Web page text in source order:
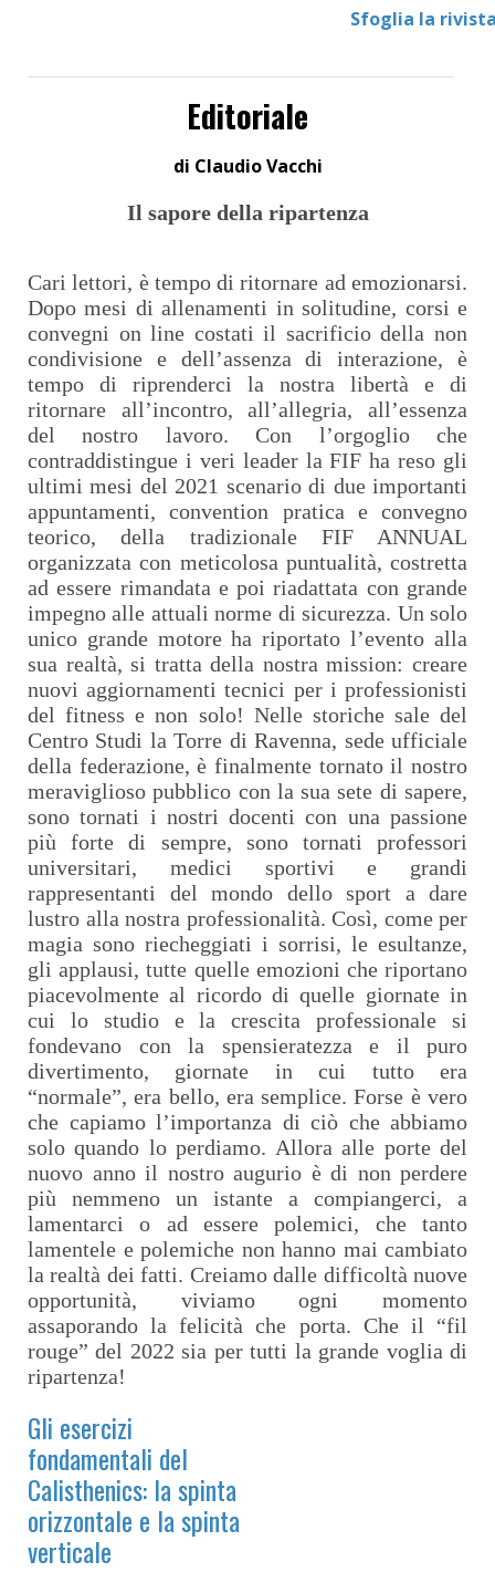
Sfoglia la
Editoriale
di Claudio Vacchi
Il sapore della ripartenza
Cari lettori, è tempo di ritornare ad emozionarsi.
Dopo mesi di allenamenti in solitudine, corsi e
convegni on line costati il sacrificio della non
condivisione e dell’assenza di interazione, è
tempo di riprenderci la nostra libertà e di
ritornare all’incontro, all’allegria, all’essenza
del nostro lavoro. Con l’orgoglio che
contraddistingue i veri leader la FIF ha reso gli
ultimi mesi del 2021 scenario di due importanti
appuntamenti, convention pratica e convegno
teorico, della tradizionale FIF ANNUAL
organizzata con meticolosa puntualità, costretta
ad essere rimandata e poi riadattata con grande
impegno alle attuali norme di sicurezza. Un solo
unico grande motore ha riportato l’evento alla
sua realtà, si tratta della nostra mission: creare
nuovi aggiornamenti tecnici per i professionisti
del fitness e non solo! Nelle storiche sale del
Centro Studi la Torre di Ravenna, sede ufficiale
della federazione, è finalmente tornato il nostro
meraviglioso pubblico con la sua sete di sapere,
sono tornati i nostri docenti con una passione
più forte di sempre, sono tornati professori
universitari, medici sportivi e grandi
rappresentanti del mondo dello sport a dare
lustro alla nostra professionalità. Così, come per
magia sono riecheggiati i sorrisi, le esultanze,
gli applausi, tutte quelle emozioni che riportano
piacevolmente al ricordo di quelle giornate in
cui lo studio e la crescita professionale si
fondevano con la spensieratezza e il puro
divertimento, giornate in cui tutto era
“normale”, era bello, era semplice. Forse è vero
che capiamo l’importanza di ciò che abbiamo
solo quando lo perdiamo. Allora alle porte del
nuovo anno il nostro augurio è di non perdere
più nemmeno un istante a compiangerci, a
lamentarci o ad essere polemici, che tanto
lamentele e polemiche non hanno mai cambiato
la realtà dei fatti. Creiamo dalle difficoltà nuove
opportunità, viviamo ogni momento
assaporando la felicità che porta. Che il “fil
rouge” del 2022 sia per tutti la grande voglia di
ripartenza!
Gli esercizi
fondamentali del
Calisthenics: la spinta
orizzontale e la spinta
verticale